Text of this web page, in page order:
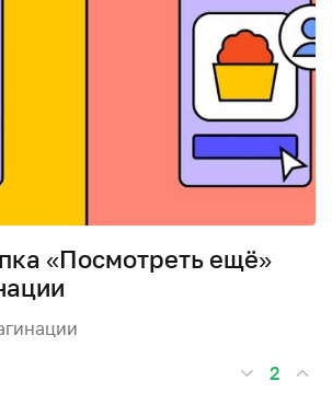
«Посмотреть ещё»
2